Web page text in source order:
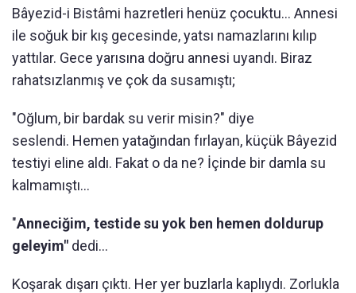
Bâyezid-i Bistâmi hazretleri henüz çocuktu... Annesi
ile soğuk bir kış gecesinde, yatsı namazlarını kılıp
yattılar. Gece yarısına doğru annesi uyandı. Biraz
rahatsızlanmış ve çok da susamıştı;
"Oğlum, bir bardak su verir misin?" diye
seslendi. Hemen yatağından fırlayan, küçük Bâyezid
testiyi eline aldı. Fakat o da ne? İçinde bir damla su
kalmamıştı...
"Anneciğim, testide su yok ben hemen doldurup
geleyim" dedi...
Koşarak dışarı çıktı. Her yer buzlarla kaplıydı. Zorlukla